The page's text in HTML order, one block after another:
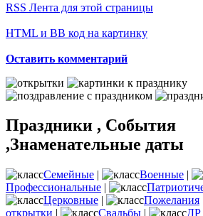
RSS Лента для этой страницы
HTML и BB код на картинку
Оставить комментарий
Праздники , События
,Знаменательные даты
Семейные | Военные |
Профессиональные |
Церковные | Пожелания
открытки | Свадьбы | ДР